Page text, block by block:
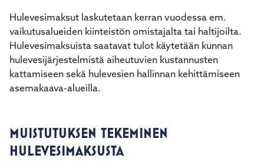
Hulevesimaksut laskutetaan kerran vuodessa em.
vaikutusalueiden kiinteistön omistajalta tai haltijoilta.
Hulevesimaksuista saatavat tulot käytetään kunnan
hulevesijärjestelmistä aiheutuvien kustannusten
kattamiseen sekä hulevesien hallinnan kehittämiseen
asemakaava-alueilla.
MUISTUTUKSEN TEKEMINEN
HULEVESIMAKSUSTA